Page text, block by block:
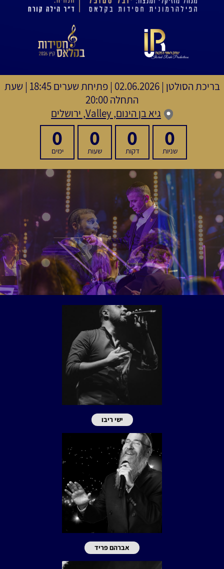
בריכת הסולטן |
02.06.2026 | פתיחת שערים 18:45 | שעת
התחלה 20:00
גיא בן הינום, Valley, ירושלים
0
שניות
0
דקות
0
שעות
0
ימים
ישי ריבו
אברהם פריד